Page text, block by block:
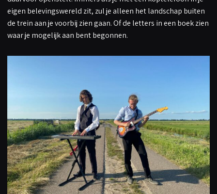
eigen belevingswereld zit, zul je alleen het landschap buiten
de trein aan je voorbij zien gaan. Of de letters in een boek zien
waar je mogelijk aan bent begonnen.